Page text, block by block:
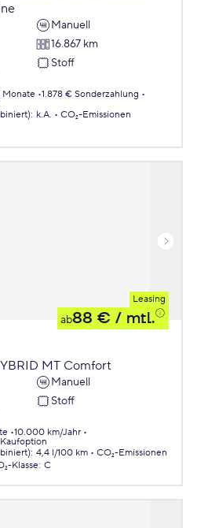
Manuell
16.867 km
Stoff
Monate 1.878 € Sonderzahlung
: k.A.
CO₂-Emissionen
Leasing
ab88 € / mtl.
MT Comfort
Manuell
Stoff
10.000 km/Jahr
: 4,4 l/100 km
CO₂-Emissionen
Klasse: C